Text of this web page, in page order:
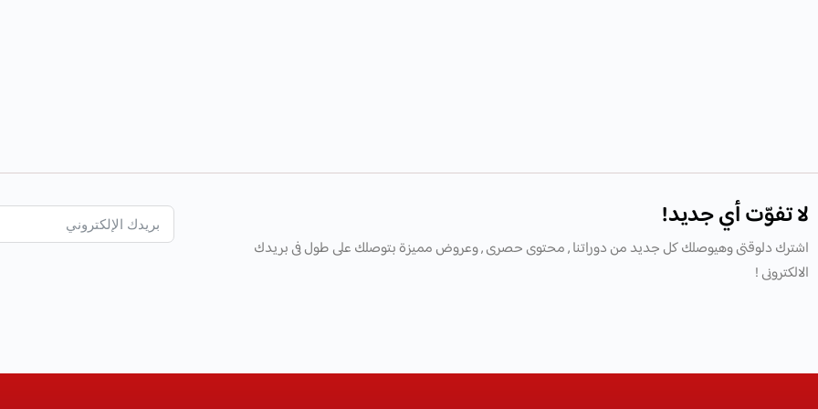
لا تفوّت أي جديد!
اشترك دلوقتى وهيوصلك كل جديد من دوراتنا , محتوى حصرى , وعروض مميزة بتوصلك على طول فى بريدك
الالكترونى !